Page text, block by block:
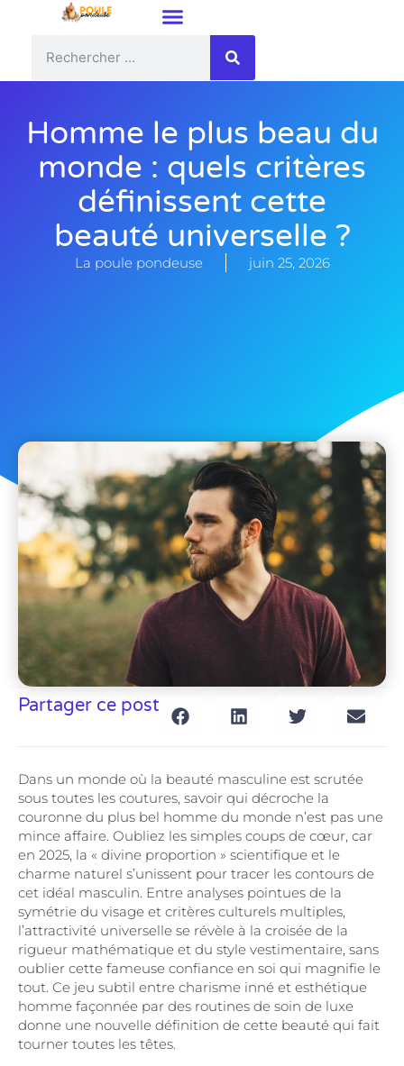
Homme le plus beau du
monde : quels critères
définissent cette
beauté universelle ?
La poule pondeuse juin 25, 2026
Partager ce post
Dans un monde où la beauté masculine est scrutée
sous toutes les coutures, savoir qui décroche la
couronne du plus bel homme du monde n’est pas une
mince affaire. Oubliez les simples coups de cœur, car
en 2025, la « divine proportion » scientifique et le
charme naturel s’unissent pour tracer les contours de
cet idéal masculin. Entre analyses pointues de la
symétrie du visage et critères culturels multiples,
l’attractivité universelle se révèle à la croisée de la
rigueur mathématique et du style vestimentaire, sans
oublier cette fameuse confiance en soi qui magnifie le
tout. Ce jeu subtil entre charisme inné et esthétique
homme façonnée par des routines de soin de luxe
donne une nouvelle définition de cette beauté qui fait
tourner toutes les têtes.